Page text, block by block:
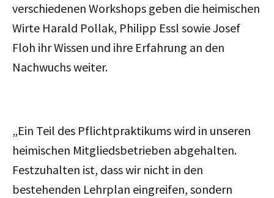
verschiedenen Workshops geben die heimischen
Wirte Harald Pollak, Philipp Essl sowie Josef
Floh ihr Wissen und ihre Erfahrung an den
Nachwuchs weiter.
„Ein Teil des Pflichtpraktikums wird in unseren
heimischen Mitgliedsbetrieben abgehalten.
Festzuhalten ist, dass wir nicht in den
bestehenden Lehrplan eingreifen, sondern